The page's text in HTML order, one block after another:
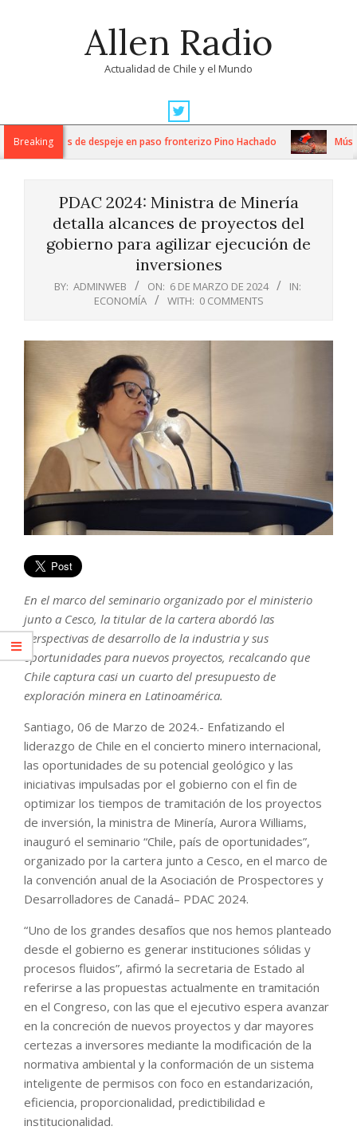
Allen Radio
Actualidad de Chile y el Mundo
Navigation
MenuBreaking
trabajos de despeje en paso fronterizo Pino Hachado Música:
PDAC 2024: Ministra de Minería
detalla alcances de proyectos del
gobierno para agilizar ejecución de
inversiones
BY: ADMINWEB ON: 6 DE MARZO DE 2024
IN:
ECONOMÍA
WITH: 0 COMMENTS
En el marco del seminario organizado por el ministerio
junto a Cesco, la titular de la cartera abordó las
perspectivas de desarrollo de la industria y sus
oportunidades para nuevos proyectos, recalcando que
Chile captura casi un cuarto del presupuesto de
exploración minera en Latinoamérica.
Santiago, 06 de Marzo de 2024.- Enfatizando el
liderazgo de Chile en el concierto minero internacional,
las oportunidades de su potencial geológico y las
iniciativas impulsadas por el gobierno con el fin de
optimizar los tiempos de tramitación de los proyectos
de inversión, la ministra de Minería, Aurora Williams,
inauguró el seminario “Chile, país de oportunidades”,
organizado por la cartera junto a Cesco, en el marco de
la convención anual de la Asociación de Prospectores y
Desarrolladores de Canadá– PDAC 2024.
“Uno de los grandes desafíos que nos hemos planteado
desde el gobierno es generar instituciones sólidas y
procesos fluidos”, afirmó la secretaria de Estado al
referirse a las propuestas actualmente en tramitación
en el Congreso, con las que el ejecutivo espera avanzar
en la concreción de nuevos proyectos y dar mayores
certezas a inversores mediante la modificación de la
normativa ambiental y la conformación de un sistema
inteligente de permisos con foco en estandarización,
eficiencia, proporcionalidad, predictibilidad e
institucionalidad.